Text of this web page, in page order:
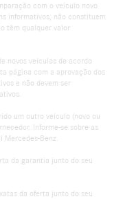
com o veículo novo
informativos, não constituem
têm qualquer valor
novos veículos de acordo
página com a aprovação dos
e não devem ser
um outro veículo (novo ou
Informe-se sobre as
Benz.
da garantia junto do seu
da oferta junto do seu